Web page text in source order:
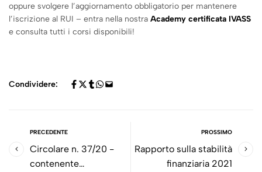
oppure svolgere l’aggiornamento obbligatorio per mantenere
l’iscrizione al RUI – entra nella nostra Academy certificata IVASS
e consulta tutti i corsi disponibili!
Condividere:
PRECEDENTE
Circolare n. 37/20 -
contenente
PROSSIMO
Rapporto sulla stabilità
finanziaria 2021